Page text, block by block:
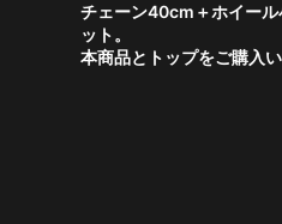
チェーン40cm＋ホイール
ット。
本商品とトップをご購入